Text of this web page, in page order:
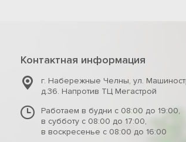
Контактная информация
г. Набережные Челны, ул.
д.36. Напротив ТЦ Мегастрой
Работаем в будни с 08:00 до 19:00,
в субботу с 08:00 до 17:00,
в воскресенье с 08:00 до 16:00